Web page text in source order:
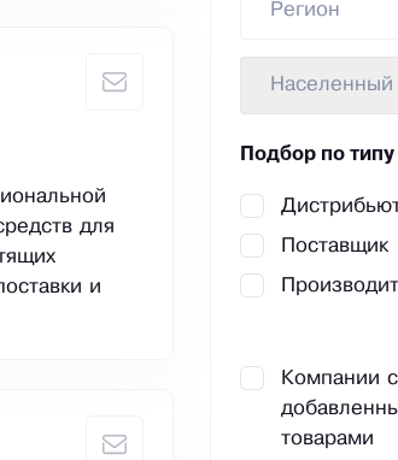
для
и
Регион
Населенный
Подбор по
Поставщик
Компании с
товарами